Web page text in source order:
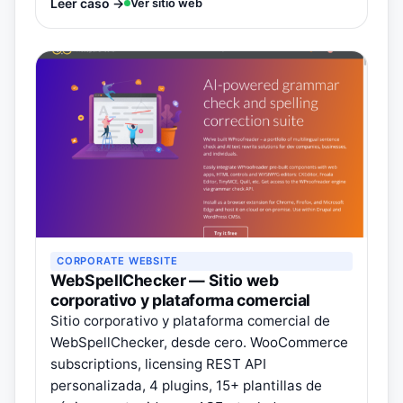
Ver sitio web
CORPORATE WEBSITE
WebSpellChecker — Sitio web
corporativo y plataforma comercial
Sitio corporativo y plataforma comercial de
WebSpellChecker, desde cero. WooCommerce
subscriptions, licensing REST API
personalizada, 4 plugins, 15+ plantillas de